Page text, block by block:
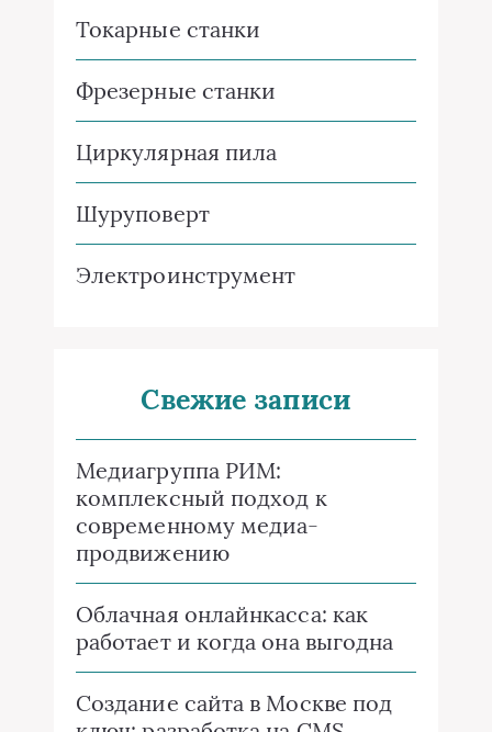
Токарные станки
Фрезерные станки
Циркулярная пила
Шуруповерт
Электроинструмент
Свежие записи
Медиагруппа РИМ:
комплексный подход к
современному медиа-
продвижению
Облачная онлайнкасса: как
работает и когда она выгодна
Создание сайта в Москве под